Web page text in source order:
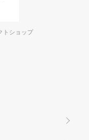
トショップ